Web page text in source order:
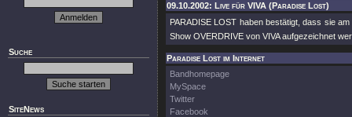
Suche
SiteNews
09.10.2002: Live für VIVA (Paradise Lost)
PARADISE LOST haben bestätigt, dass sie
Show OVERDRIVE von VIVA aufgezeichnet
Paradise Lost im Internet
Bandhomepage
MySpace
Twitter
Facebook